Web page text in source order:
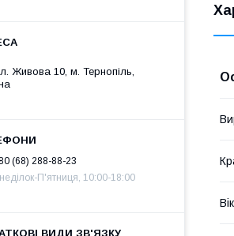
Живова 10, м. Тернопіль,
(68) 288-88-23
П'ятниця, 10:00-18:00